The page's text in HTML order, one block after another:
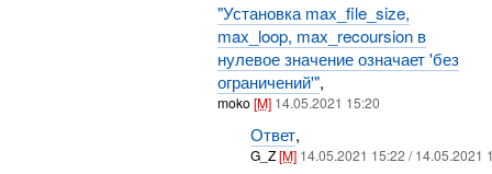
"Установка max_file_size,
max_loop, max_recoursion в
нулевое значение означает 'без
ограничений'",
moko[M] 14.05.2021 15:20
Ответ,
G_Z[M] 14.05.2021 15:22 / 14.05.2021